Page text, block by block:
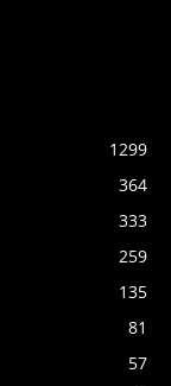
1299
364
333
259
135
81
57